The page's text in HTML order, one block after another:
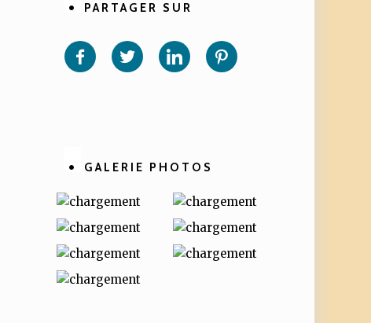
PARTAGER SUR
sur sur sur
GALERIE PHOTOS